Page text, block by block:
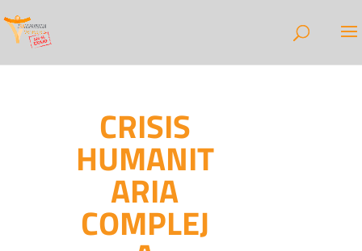
CRISIS
HUMANIT
ARIA
COMPLEJ